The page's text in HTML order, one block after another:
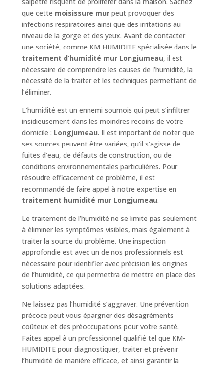
que cette moisissure murpeut provoquer des
infections respiratoires ainsi que des irritations au
niveau de la gorge et des yeux. Avant de contacter
une société, comme KM HUMIDITE spécialisée dans le
traitement d’humidité mur Longjumeau, il est
nécessaire de comprendre les causes de l’humidité, la
nécessité de la traiter et les techniques permettant de
l’éliminer.
L’humidité est un ennemi sournois qui peut s’infiltrer
insidieusement dans les moindres recoins de votre
domicile : Longjumeau. Il est important de noter que
ses sources peuvent être variées, qu’il s’agisse de
fuites d’eau, de défauts de construction, ou de
conditions environnementales particulières. Pour
résoudre efficacement ce problème, il est
recommandé de faire appel à notre expertise en
traitement humidité mur Longjumeau.
Le traitement de l’humidité ne se limite pas seulement
à éliminer les symptômes visibles, mais également à
traiter la source du problème. Une inspection
approfondie est avec un de nos professionnels est
nécessaire pour identifier avec précision les origines
de l’humidité, ce qui permettra de mettre en place des
solutions adaptées.
Ne laissez pas l’humidité s’aggraver. Une prévention
précoce peut vous épargner des désagréments
coûteux et des préoccupations pour votre santé.
Faites appel à un professionnel qualifié tel que KM-
HUMIDITE pour diagnostiquer, traiter et prévenir
l’humidité de manière efficace, et ainsi garantir la